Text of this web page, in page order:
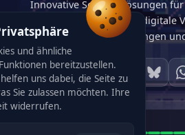
Innovative Softwarelösungen
Größe. Wir machen Ihre digitale
maßgeschneiderten Lösungen
und ähnliche
bereitzustellen.
uns dabei, die Seite zu
Sie zulassen möchten. Ihre
widerrufen.